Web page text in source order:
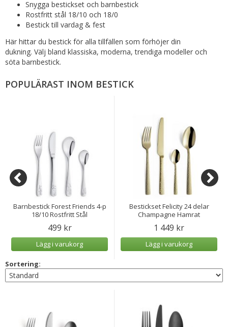
Snygga bestickset och barnbestick
Rostfritt stål 18/10 och 18/0
Bestick till vardag & fest
Här hittar du bestick för alla tillfällen som förhöjer din
dukning. Välj bland klassiska, moderna, trendiga modeller och
söta barnbestick.
POPULÄRAST INOM BESTICK
Barnbestick Forest Friends 4-p
18/10 Rostfritt Stål
499 kr
Lägg i varukorg
Bestickset Felicity 24 delar
Champagne Hamrat
1 449 kr
Lägg i varukorg
Sortering: